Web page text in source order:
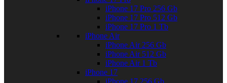
iPhone 17 Pro 256 Gb
iPhone 17 Pro 512 Gb
iPhone 17 Pro 1 Tb
iPhone Air
iPhone Air 256 Gb
iPhone Air 512 Gb
iPhone Air 1 Tb
iPhone 17
iPhone 17 256 Gb